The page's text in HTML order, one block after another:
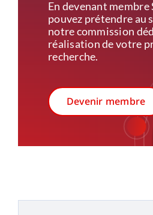
En devenant membre
pouvez prétendre au
notre commission
réalisation de votre
recherche.
Devenir membre